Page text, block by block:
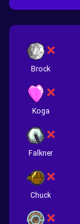
Brock
Koga
Falkner
Chuck